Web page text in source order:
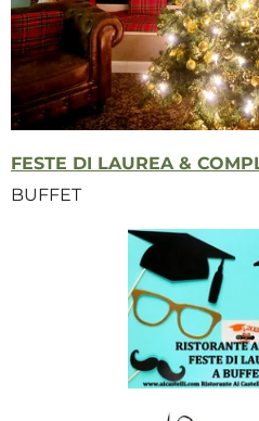
FESTE DI LAUREA &
BUFFET